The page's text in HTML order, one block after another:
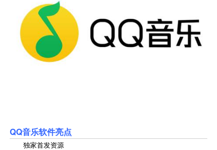
QQ音乐软件亮点
独家首发资源